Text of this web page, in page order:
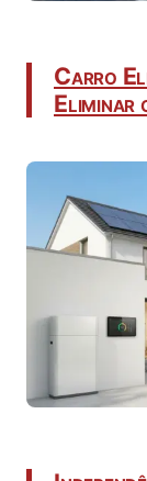
Carro
Eliminar